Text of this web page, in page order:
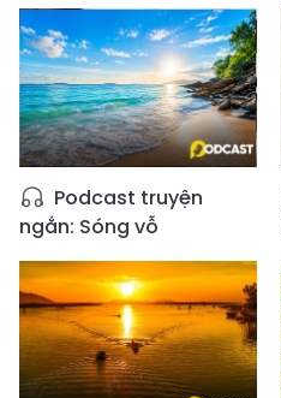
Podcast truyện
ngắn: Sóng vỗ